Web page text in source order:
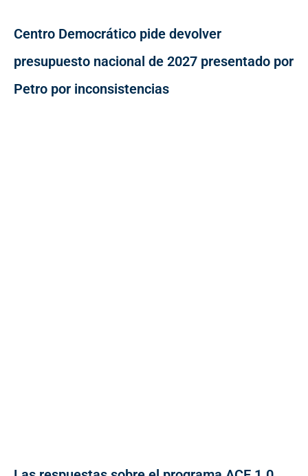
Centro Democrático pide devolver
presupuesto nacional de 2027 presentado por
Petro por inconsistencias